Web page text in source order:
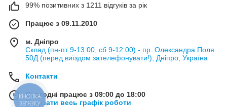
99% позитивних з 1211 відгуків за рік
Працює з 09.11.2010
м. Дніпро
Склад (пн-пт 9-13:00, сб 9-12:00) - пр. Олександра Поля
50Д (перед виїздом зателефонувати!), Дніпро, Україна
Контакти
Сьогодні працює з 09:00 до 18:00
Показати весь графік роботи
КНОПКА
ЗВ'ЯЗКУ